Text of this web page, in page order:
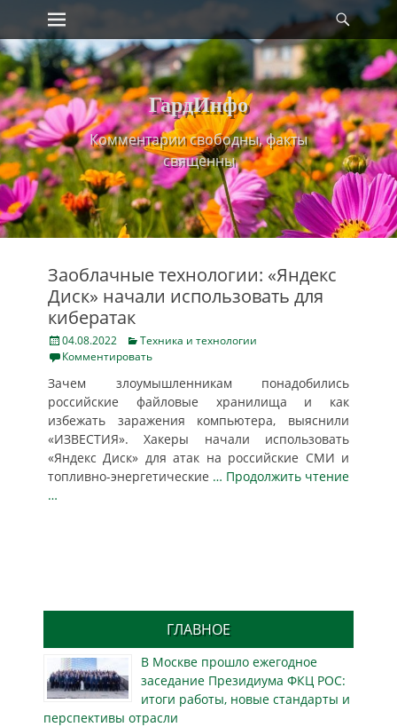
Skip
to
content
Primary Menu
ГардИнфо
Комментарии свободны, факты
священны
Заоблачные технологии: «Яндекс
Диск» начали использовать для
кибератак
Posted
on
04.08.2022 Categories
Техника и технологии
Комментировать
Зачем злоумышленникам понадобились
российские файловые хранилища и как
избежать заражения компьютера, выяснили
«ИЗВЕСТИЯ». Хакеры начали использовать
«Яндекс Диск» для атак на российские СМИ и
топливно-энергетические … Продолжить чтение
…
ГЛАВНОЕ
В Москве прошло ежегодное
заседание Президиума ФКЦ РОС:
итоги работы, новые стандарты и
перспективы отрасли